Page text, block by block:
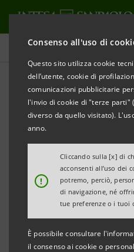
Consenso all'uso di
Questo sito utilizza cookie
dell’utente, cookie di
comunicazioni pubblicitarie
l'invio di cookie di "terze parti"
diverso da quello visitato).
anno.
!
Cliccando sulla [x] di
acconsenti all’uso dei
potremo, perciò,
di navigazione, né
tue preferenze o i tuoi
È possibile consultare
il consenso ai cookie o
Comunicati stampa
STAMPA AGGIORNA
INTESA SANPAOLO
26 luglio al 4 agosto
dal sociale al benessere,
Milano, 22 luglio 2019-
quest’anno il sostegno a
in collaborazione con il